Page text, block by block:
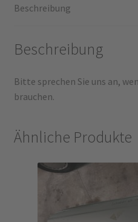
Beschreibung
Beschreibung
Bitte sprechen Sie uns an,
brauchen.
Ähnliche Produkte